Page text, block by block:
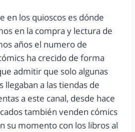
en los quioscos es dónde
en la compra y lectura de
años el numero de
ha crecido de forma
admitir que solo algunas
llegaban a las tiendas de
a este canal, desde hace
también venden cómics
su momento con los libros al